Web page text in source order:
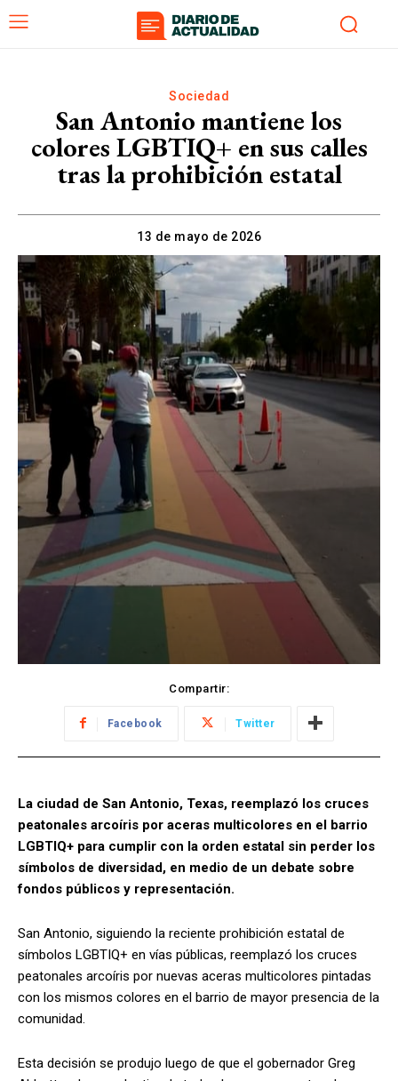
Sociedad
San Antonio mantiene los
colores LGBTIQ+ en sus calles
tras la prohibición estatal
13 de mayo de 2026
Compartir:
Facebook Twitter
La ciudad de San Antonio, Texas, reemplazó los cruces
peatonales arcoíris por aceras multicolores en el barrio
LGBTIQ+ para cumplir con la orden estatal sin perder los
símbolos de diversidad, en medio de un debate sobre
fondos públicos y representación.
San Antonio, siguiendo la reciente prohibición estatal de
símbolos LGBTIQ+ en vías públicas, reemplazó los cruces
peatonales arcoíris por nuevas aceras multicolores pintadas
con los mismos colores en el barrio de mayor presencia de la
comunidad.
Esta decisión se produjo luego de que el gobernador Greg